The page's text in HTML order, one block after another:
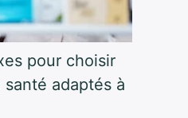
pour choisir
adaptés à